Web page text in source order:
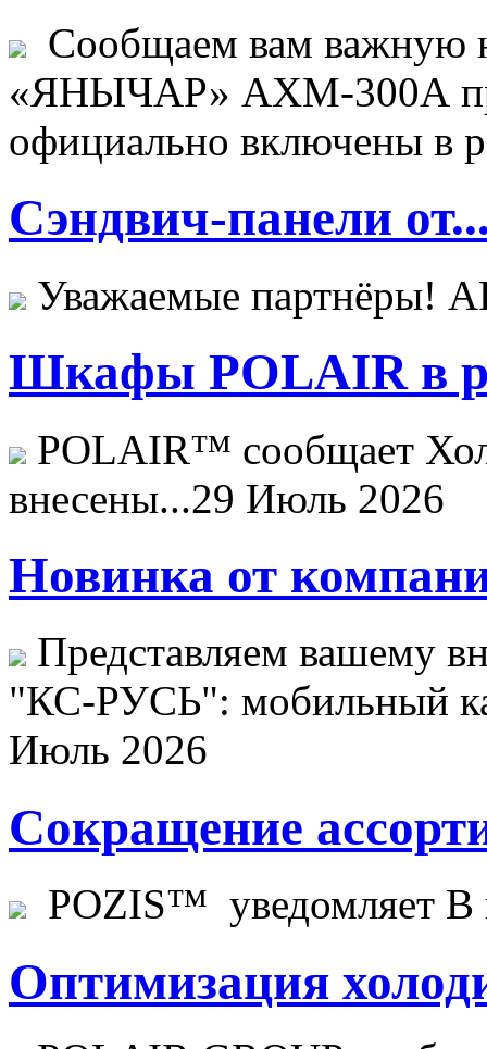
Сообщаем вам важную
«ЯНЫЧАР» АХМ-300А
официально включены в
Сэндвич-панели
Уважаемые
Шкафы POLAIR в
POLAIR™ сообщает
внесены...29 Июль 2026
Новинка от
Представляем вашему
"КС-РУСЬ": мобильный
Июль 2026
Сокращение
POZIS™ уведомляет В
Оптимизация